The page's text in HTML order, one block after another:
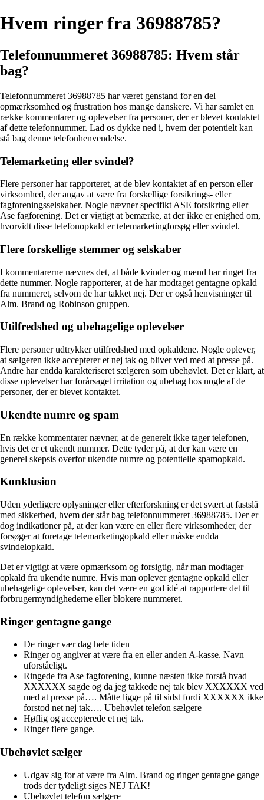
Hvem ringer fra 36988785?
Telefonnummeret 36988785: Hvem står
bag?
Telefonnummeret 36988785 har været genstand for en del
opmærksomhed og frustration hos mange danskere. Vi har samlet en
række kommentarer og oplevelser fra personer, der er blevet kontaktet
af dette telefonnummer. Lad os dykke ned i, hvem der potentielt kan
stå bag denne telefonhenvendelse.
Telemarketing eller svindel?
Flere personer har rapporteret, at de blev kontaktet af en person eller
virksomhed, der angav at være fra forskellige forsikrings- eller
fagforeningsselskaber. Nogle nævner specifikt ASE forsikring eller
Ase fagforening. Det er vigtigt at bemærke, at der ikke er enighed om,
hvorvidt disse telefonopkald er telemarketingforsøg eller svindel.
Flere forskellige stemmer og selskaber
I kommentarerne nævnes det, at både kvinder og mænd har ringet fra
dette nummer. Nogle rapporterer, at de har modtaget gentagne opkald
fra nummeret, selvom de har takket nej. Der er også henvisninger til
Alm. Brand og Robinson gruppen.
Utilfredshed og ubehagelige oplevelser
Flere personer udtrykker utilfredshed med opkaldene. Nogle oplever,
at sælgeren ikke accepterer et nej tak og bliver ved med at presse på.
Andre har endda karakteriseret sælgeren som ubehøvlet. Det er klart, at
disse oplevelser har forårsaget irritation og ubehag hos nogle af de
personer, der er blevet kontaktet.
Ukendte numre og spam
En række kommentarer nævner, at de generelt ikke tager telefonen,
hvis det er et ukendt nummer. Dette tyder på, at der kan være en
generel skepsis overfor ukendte numre og potentielle spamopkald.
Konklusion
Uden yderligere oplysninger eller efterforskning er det svært at fastslå
med sikkerhed, hvem der står bag telefonnummeret 36988785. Der er
dog indikationer på, at der kan være en eller flere virksomheder, der
forsøger at foretage telemarketingopkald eller måske endda
svindelopkald.
Det er vigtigt at være opmærksom og forsigtig, når man modtager
opkald fra ukendte numre. Hvis man oplever gentagne opkald eller
ubehagelige oplevelser, kan det være en god idé at rapportere det til
forbrugermyndighederne eller blokere nummeret.
Ringer gentagne gange
De ringer vær dag hele tiden
Ringer og angiver at være fra en eller anden A-kasse. Navn
uforståeligt.
Ringede fra Ase fagforening, kunne næsten ikke forstå hvad
XXXXXX sagde og da jeg takkede nej tak blev XXXXXX ved
med at presse på…. Måtte ligge på til sidst fordi XXXXXX ikke
forstod net nej tak…. Ubehøvlet telefon sælgere
Høflig og accepterede et nej tak.
Ringer flere gange.
Ubehøvlet sælger
Udgav sig for at være fra Alm. Brand og ringer gentagne gange
trods der tydeligt siges NEJ TAK!
Ubehøvlet telefon sælgere